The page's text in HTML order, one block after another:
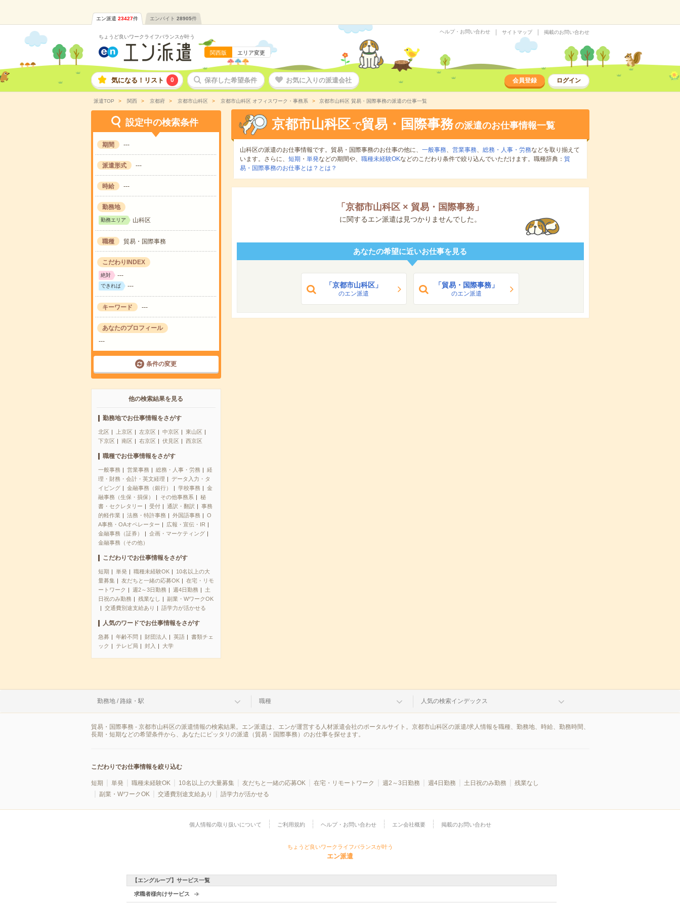
エン派遣 23427件 エンバイト 28905件
ちょうど良いワークライフバランスが叶う
関西版 エリア変更
ヘルプ・お問い合わせ サイトマップ 掲載のお問い合わせ
気になる！リスト 0 保存した希望条件 お気に入りの派遣会社 会員登録 ログイン
派遣TOP 関西 京都府 京都市山科区 京都市山科区 オフィスワーク・事務系 京都市山科区 貿易・国際事務の派遣の仕事一覧
設定中の検索条件
期間 ---
派遣形式 ---
時給 ---
勤務地
勤務エリア 山科区
職種 貿易・国際事務
こだわりINDEX
絶対 ---
できれば ---
キーワード ---
あなたのプロフィール
---
条件の変更
他の検索結果を見る
勤務地でお仕事情報をさがす
北区 上京区 左京区 中京区
東山区
下京区
南区 右京区 伏見区 西京区
職種でお仕事情報をさがす
一般事務 営業事務 総務・人事・労務
経
理・財務・会計・英文経理
データ入力・タ
イピング
金融事務（銀行） 学校事務
金
融事務（生保・損保）
その他事務系
秘
書・セクレタリー
受付 通訳・翻訳
事務
的軽作業
法務・特許事務 外国語事務
O
A事務・OAオペレーター
広報・宣伝・IR
金融事務（証券）
企画・マーケティング
金融事務（その他）
こだわりでお仕事情報をさがす
短期 単発 職種未経験OK
10名以上の大
量募集
友だちと一緒の応募OK
在宅・リモ
ートワーク
週2～3日勤務 週4日勤務
土
日祝のみ勤務
残業なし
副業・WワークOK
交通費別途支給あり
語学力が活かせる
人気のワードでお仕事情報をさがす
急募 年齢不問 財団法人 英語
書類チェ
ック
テレビ局 封入 大学
京都市山科区 で貿易・国際事務の派遣のお仕事情報一覧
山科区の派遣のお仕事情報です。貿易・国際事務のお仕事の他に、 一般事務、 営業事務、 総務・人事・労務などを取り揃えて
います。さらに、 短期 ・ 単発などの期間や、 職種未経験OKなどのこだわり条件で絞り込んでいただけます。職種辞典： 貿
易・国際事務のお仕事とは？とは？
「 京都市山科区 × 貿易・国際事務 」
に関するエン派遣は見つかりませんでした。
あなたの希望に近いお仕事を見る
「京都市山科区」
のエン派遣
「貿易・国際事務」
のエン派遣
勤務地 / 路線・駅 職種 人気の検索インデックス
貿易・国際事務 - 京都市山科区の派遣情報の検索結果。エン派遣は、エンが運営する人材派遣会社のポータルサイト。京都市山科区の派遣/求人情報を職種、勤務地、時給、勤務時間、
長期・短期などの希望条件から、あなたにピッタリの派遣（貿易・国際事務）のお仕事を探せます。
こだわりでお仕事情報を絞り込む
短期 単発 職種未経験OK 10名以上の大量募集 友だちと一緒の応募OK 在宅・リモートワーク 週2～3日勤務 週4日勤務 土日祝のみ勤務
残業なし
副業・WワークOK
交通費別途支給あり 語学力が活かせる
個人情報の取り扱いについて ご利用規約 ヘルプ・お問い合わせ エン会社概要 掲載のお問い合わせ
ちょうど良いワークライフバランスが叶う
エン派遣
【エングループ】サービス一覧
求職者様向けサービス